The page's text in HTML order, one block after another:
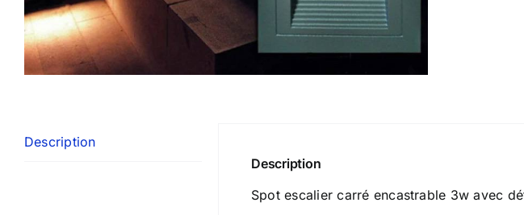
Description
Description
Spot escalier carré encastrable 3w avec